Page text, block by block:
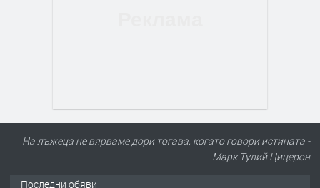
На лъжеца не вярваме дори тогава, когато говори истината -
Марк Тулий Цицерон
Последни обяви